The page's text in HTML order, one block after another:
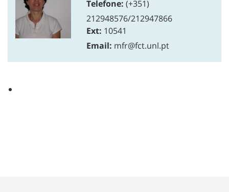
Telefone: (+351)
212948576/212947866
Ext: 10541
Email: mfr@fct.unl.pt